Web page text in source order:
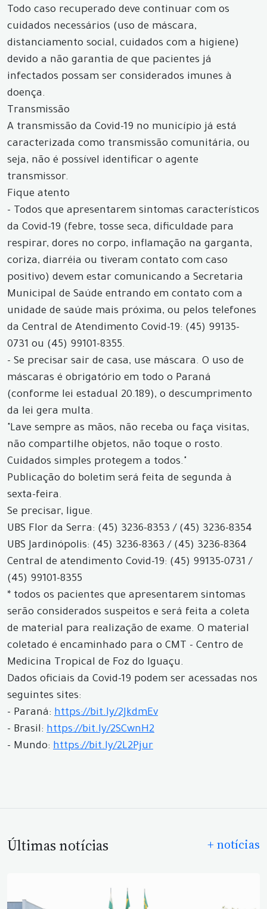
Todo caso recuperado deve continuar com os
cuidados necessários (uso de máscara,
distanciamento social, cuidados com a higiene)
devido a não garantia de que pacientes já
infectados possam ser considerados imunes à
doença.
Transmissão
A transmissão da Covid-19 no município já está
caracterizada como transmissão comunitária, ou
seja, não é possível identificar o agente
transmissor.
Fique atento
- Todos que apresentarem sintomas característicos
da Covid-19 (febre, tosse seca, dificuldade para
respirar, dores no corpo, inflamação na garganta,
coriza, diarréia ou tiveram contato com caso
positivo) devem estar comunicando a Secretaria
Municipal de Saúde entrando em contato com a
unidade de saúde mais próxima, ou pelos telefones
da Central de Atendimento Covid-19: (45) 99135-
0731 ou (45) 99101-8355.
- Se precisar sair de casa, use máscara. O uso de
máscaras é obrigatório em todo o Paraná
(conforme lei estadual 20.189), o descumprimento
da lei gera multa.
"Lave sempre as mãos, não receba ou faça visitas,
não compartilhe objetos, não toque o rosto.
Cuidados simples protegem a todos."
Publicação do boletim será feita de segunda à
sexta-feira.
Se precisar, ligue.
UBS Flor da Serra: (45) 3236-8353 / (45) 3236-8354
UBS Jardinópolis: (45) 3236-8363 / (45) 3236-8364
Central de atendimento Covid-19: (45) 99135-0731 /
(45) 99101-8355
* todos os pacientes que apresentarem sintomas
serão considerados suspeitos e será feita a coleta
de material para realização de exame. O material
coletado é encaminhado para o CMT - Centro de
Medicina Tropical de Foz do Iguaçu.
Dados oficiais da Covid-19 podem ser acessadas nos
seguintes sites:
- Paraná: https://bit.ly/2JkdmEv
- Brasil: https://bit.ly/2SCwnH2
- Mundo: https://bit.ly/2L2Pjur
Últimas notícias + notícias